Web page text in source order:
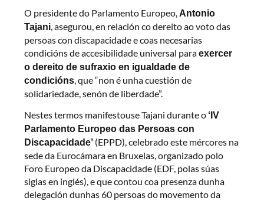
O presidente do Parlamento Europeo, Antonio
Tajani , asegurou, en relación co dereito ao voto das
persoas con discapacidade e coas necesarias
condicións de accesibilidade universal paraexercer
o dereito de sufraxio en igualdade de
condicións , que “non é unha cuestión de
solidariedade, senón de liberdade”.
Nestes termos manifestouse Tajani durante o ‘IV
Parlamento Europeo das Persoas con
Discapacidade’ (EPPD), celebrado este mércores na
sede da Eurocámara en Bruxelas, organizado polo
Foro Europeo da Discapacidade (EDF, polas súas
siglas en inglés), e que contou coa presenza dunha
delegación dunhas 60 persoas do movemento da